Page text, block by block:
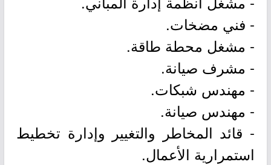
- فني مضخات.
- مشغل محطة طاقة.
- مشرف صيانة.
- مهندس شبكات.
- مهندس صيانة.
- قائد المخاطر والتغيير وإدارة تخطيط
استمرارية الأعمال.